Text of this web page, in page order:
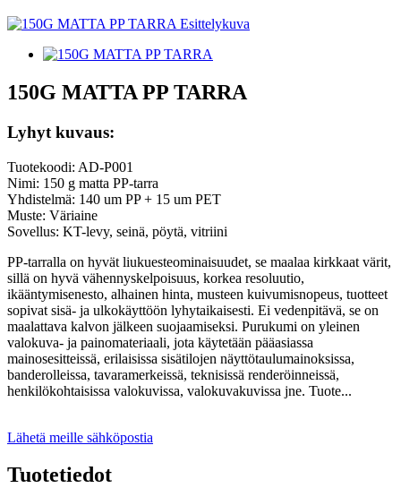
150G MATTA PP TARRA
Lyhyt kuvaus:
Tuotekoodi: AD-P001
Nimi: 150 g matta PP-tarra
Yhdistelmä: 140 um PP + 15 um PET
Muste: Väriaine
Sovellus: KT-levy, seinä, pöytä, vitriini
PP-tarralla on hyvät liukuesteominaisuudet, se maalaa kirkkaat värit,
sillä on hyvä vähennyskelpoisuus, korkea resoluutio,
ikääntymisenesto, alhainen hinta, musteen kuivumisnopeus, tuotteet
sopivat sisä- ja ulkokäyttöön lyhytaikaisesti. Ei vedenpitävä, se on
maalattava kalvon jälkeen suojaamiseksi. Purukumi on yleinen
valokuva- ja painomateriaali, jota käytetään pääasiassa
mainosesitteissä, erilaisissa sisätilojen näyttötaulumainoksissa,
banderolleissa, tavaramerkeissä, teknisissä renderöinneissä,
henkilökohtaisissa valokuvissa, valokuvakuvissa jne. Tuote...
Lähetä meille sähköpostia
Tuotetiedot